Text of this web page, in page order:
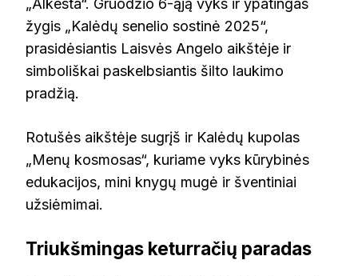
„Alkesta“. Gruodžio 6-ąją vyks ir ypatingas
žygis „Kalėdų senelio sostinė 2025“,
prasidėsiantis Laisvės Angelo aikštėje ir
simboliškai paskelbsiantis šilto laukimo
pradžią.
Rotušės aikštėje sugrįš ir Kalėdų kupolas
„Menų kosmosas“, kuriame vyks kūrybinės
edukacijos, mini knygų mugė ir šventiniai
užsiėmimai.
Triukšmingas keturračių paradas